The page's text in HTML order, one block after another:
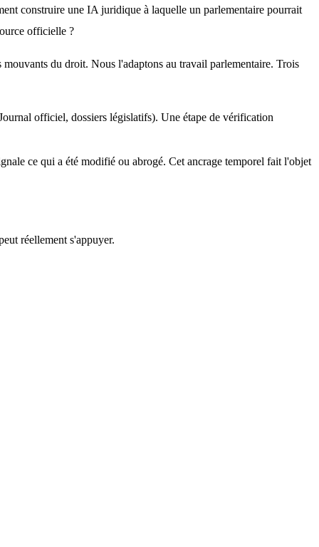
officielle ?
du droit. Nous l'adaptons au travail parlementaire. Trois
officiel, dossiers législatifs). Une étape de vérification
ce qui a été modifié ou abrogé. Cet ancrage temporel fait l'objet
réellement s'appuyer.